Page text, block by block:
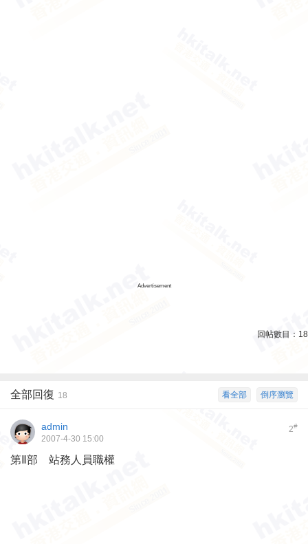
Advertisement
回帖數目： 18
倒序瀏覽
看全部
全部回復 18
2#
admin
2007-4-30 15:00
第Ⅱ部 站務人員職權